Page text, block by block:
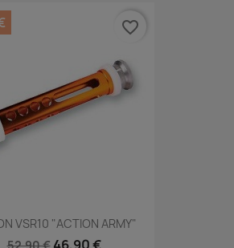
VSR10 "ACTION ARMY"
favorite_border